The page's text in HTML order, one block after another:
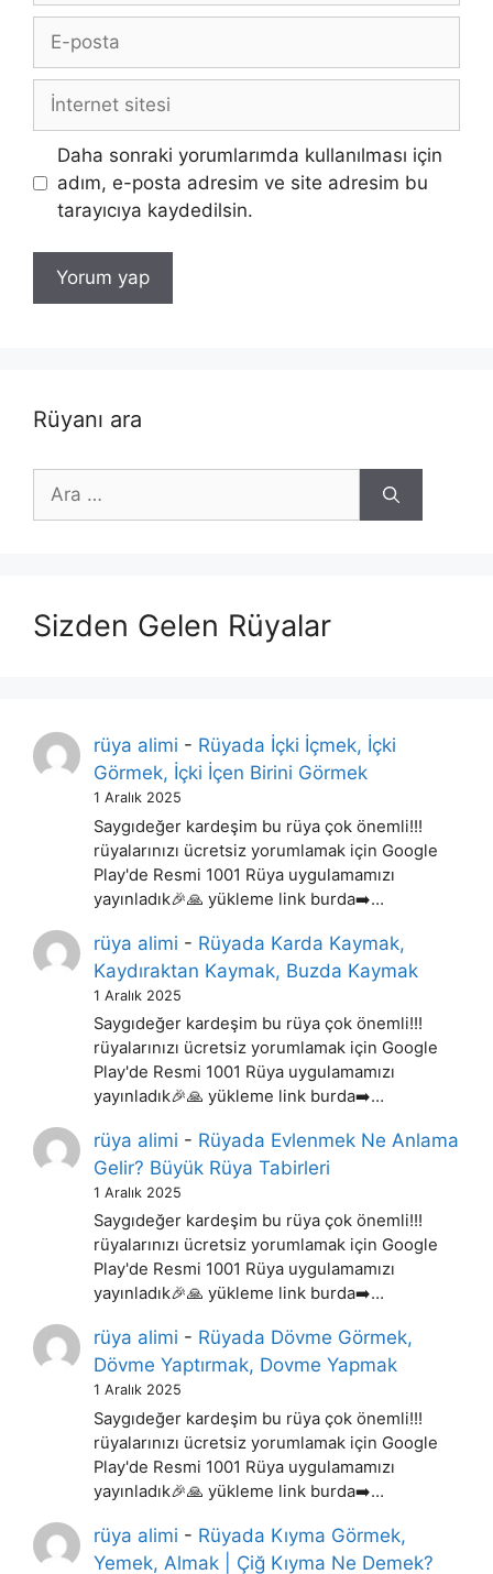
posta
İnternet
sitesi
Daha sonraki yorumlarımda kullanılması için
adım, e-posta adresim ve site adresim bu
tarayıcıya kaydedilsin.
Rüyanı ara
için
Sizden Gelen Rüyalar
rüya alimi - Rüyada İçki İçmek, İçki
Görmek, İçki İçen Birini Görmek
1 Aralık 2025
Saygıdeğer kardeşim bu rüya çok önemli!!!
rüyalarınızı ücretsiz yorumlamak için Google
Play'de Resmi 1001 Rüya uygulamamızı
yayınladık🎉🙏 yükleme link burda➡️…
rüya alimi - Rüyada Karda Kaymak,
Kaydıraktan Kaymak, Buzda Kaymak
1 Aralık 2025
Saygıdeğer kardeşim bu rüya çok önemli!!!
rüyalarınızı ücretsiz yorumlamak için Google
Play'de Resmi 1001 Rüya uygulamamızı
yayınladık🎉🙏 yükleme link burda➡️…
rüya alimi - Rüyada Evlenmek Ne Anlama
Gelir? Büyük Rüya Tabirleri
1 Aralık 2025
Saygıdeğer kardeşim bu rüya çok önemli!!!
rüyalarınızı ücretsiz yorumlamak için Google
Play'de Resmi 1001 Rüya uygulamamızı
yayınladık🎉🙏 yükleme link burda➡️…
rüya alimi - Rüyada Dövme Görmek,
Dövme Yaptırmak, Dovme Yapmak
1 Aralık 2025
Saygıdeğer kardeşim bu rüya çok önemli!!!
rüyalarınızı ücretsiz yorumlamak için Google
Play'de Resmi 1001 Rüya uygulamamızı
yayınladık🎉🙏 yükleme link burda➡️…
rüya alimi - Rüyada Kıyma Görmek,
Yemek, Almak | Çiğ Kıyma Ne Demek?